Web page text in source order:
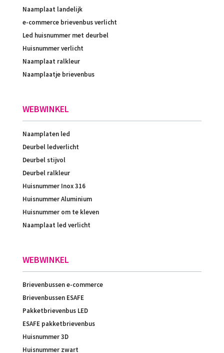
Naamplaat landelijk
e-commerce brievenbus verlicht
Led huisnummer met deurbel
Huisnummer verlicht
Naamplaat ralkleur
Naamplaatje brievenbus
WEBWINKEL
Naamplaten led
Deurbel ledverlicht
Deurbel stijvol
Deurbel ralkleur
Huisnummer Inox 316
Huisnummer Aluminium
Huisnummer om te kleven
Naamplaat led verlicht
WEBWINKEL
Brievenbussen e-commerce
Brievenbussen ESAFE
Pakketbrievenbus LED
ESAFE pakketbrievenbus
Huisnummer 3D
Huisnummer zwart